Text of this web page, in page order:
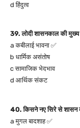
d हिंदुत्व
39. लोदी शासनकाल की मुख्य
a कबीलाई भावना ✅
b धार्मिक असंतोष
c सामाजिक भेदभाव
d आर्थिक संकट
40. किसने नए सिरे से शासन
a मुगल बादशाह ✅